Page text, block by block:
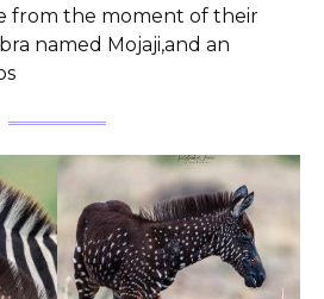
from the moment of their
named Mojaji,and an